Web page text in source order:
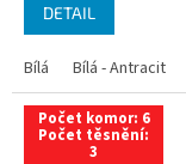
DETAIL
Bílá Bílá - Antracit
Počet komor: 6
Počet těsnění:
3